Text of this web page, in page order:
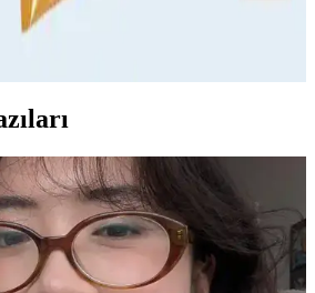
cilt tipi uyumu ve suya dayanıklılık gibi
markalar ve doğru kullanım ile cilt